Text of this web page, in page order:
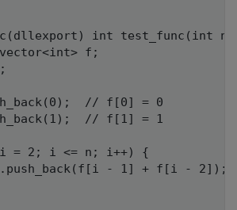
int test_func(int
f;
// f[0] = 0
// f[1] = 1
= 2; i <= n; i++) {
- 1] + f[i - 2]);